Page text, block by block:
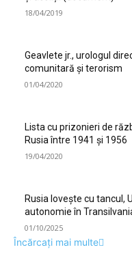
18/04/2019
Geavlete jr., urologul
comunitară și terorism
01/04/2020
Lista cu prizonieri de
Rusia între 1941 și 1956
19/04/2020
Rusia lovește cu tancul,
autonomie în
01/10/2025
Încărcați mai multe